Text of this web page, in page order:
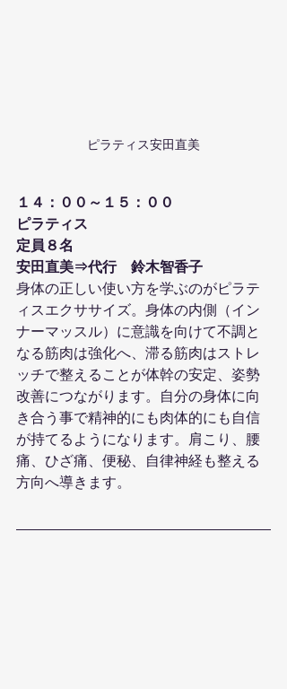
ピラティス安田直美
１４：００～１５：００
ピラティス
定員８名
安田直美⇒代行　鈴木智香子
身体の正しい使い方を学ぶのがピラテ
ィスエクササイズ。身体の内側（イン
ナーマッスル）に意識を向けて不調と
なる筋肉は強化へ、滞る筋肉はストレ
ッチで整えることが体幹の安定、姿勢
改善につながります。自分の身体に向
き合う事で精神的にも肉体的にも自信
が持てるようになります。肩こり、腰
痛、ひざ痛、便秘、自律神経も整える
方向へ導きます。